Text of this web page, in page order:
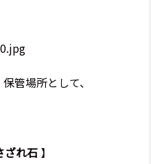
管場所として、
ざれ石 】